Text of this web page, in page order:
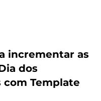
incrementar as
dos
com Template